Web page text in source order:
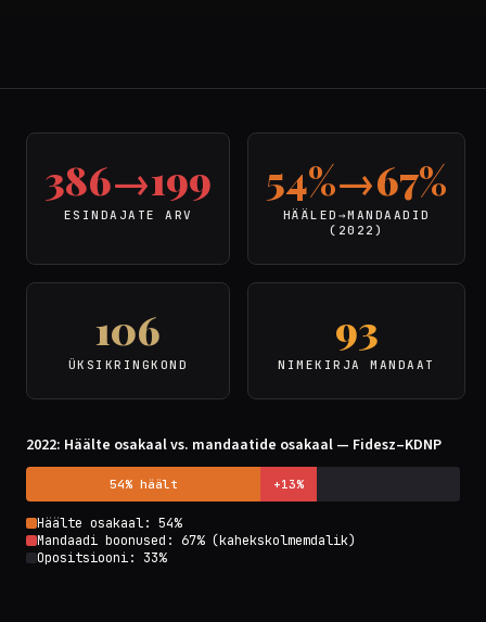
386→199
ESINDAJATE ARV
54%→67%
HÄÄLED→MANDAADID
(2022)
106
ÜKSIKRINGKOND
93
NIMEKIRJA MANDAAT
2022: Häälte osakaal vs. mandaatide osakaal — Fidesz–KDNP
54% häält +13%
Häälte osakaal: 54%
Mandaadi boonused: 67% (kahekskolmemdalik)
Opositsiooni: 33%